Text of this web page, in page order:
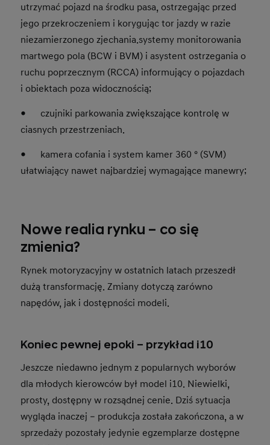
utrzymać pojazd na środku pasa, ostrzegając przed
jego przekroczeniem i korygując tor jazdy w razie
niezamierzonego zjechania.systemy monitorowania
martwego pola (BCW i BVM) i asystent ostrzegania o
ruchu poprzecznym (RCCA) informujący o pojazdach
i obiektach poza widocznością;
● czujniki parkowania zwiększające kontrolę w
ciasnych przestrzeniach.
● kamera cofania i system kamer 360 ° (SVM)
ułatwiający nawet najbardziej wymagające manewry;
Nowe realia rynku – co się
zmienia?
Rynek motoryzacyjny w ostatnich latach przeszedł
dużą transformację. Zmiany dotyczą zarówno
napędów, jak i dostępności modeli.
Koniec pewnej epoki – przykład i10
Jeszcze niedawno jednym z popularnych wyborów
dla młodych kierowców był model i10. Niewielki,
prosty, dostępny w rozsądnej cenie. Dziś sytuacja
wygląda inaczej – produkcja została zakończona, a w
sprzedaży pozostały jedynie egzemplarze dostępne